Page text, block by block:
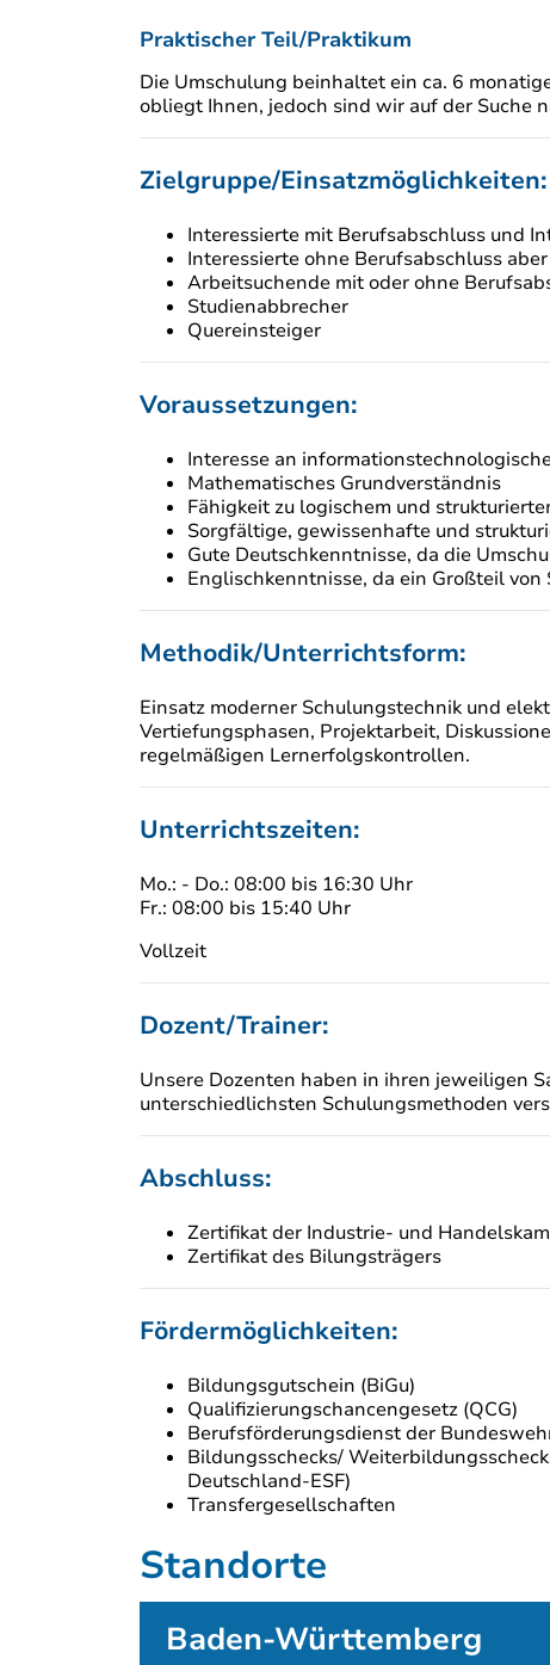
Praktischer Teil/Praktikum
Die Umschulung beinhaltet ein ca. 6
obliegt Ihnen, jedoch sind wir auf der Suche
Zielgruppe/Einsatzmöglichkeiten:
Interessierte mit Berufsabschluss und
Interessierte ohne Berufsabschluss
Arbeitsuchende mit oder ohne
Studienabbrecher
Quereinsteiger
Voraussetzungen:
Interesse an
Mathematisches Grundverständnis
Fähigkeit zu logischem und
Sorgfältige, gewissenhafte und
Gute Deutschkenntnisse, da die
Englischkenntnisse, da ein Großteil
Methodik/Unterrichtsform:
Einsatz moderner Schulungstechnik und
Vertiefungsphasen, Projektarbeit,
regelmäßigen Lernerfolgskontrollen.
Unterrichtszeiten:
Mo.: - Do.: 08:00 bis 16:30 Uhr
Fr.: 08:00 bis 15:40 Uhr
Vollzeit
Dozent/Trainer:
Unsere Dozenten haben in ihren jeweiligen
unterschiedlichsten Schulungsmethoden
Abschluss:
Zertifikat der Industrie- und
Zertifikat des Bilungsträgers
Fördermöglichkeiten:
Bildungsgutschein (BiGu)
Qualifizierungschancengesetz (QCG)
Berufsförderungsdienst der
Bildungsschecks/
Deutschland-ESF)
Transfergesellschaften
Standorte
Baden-Württemberg